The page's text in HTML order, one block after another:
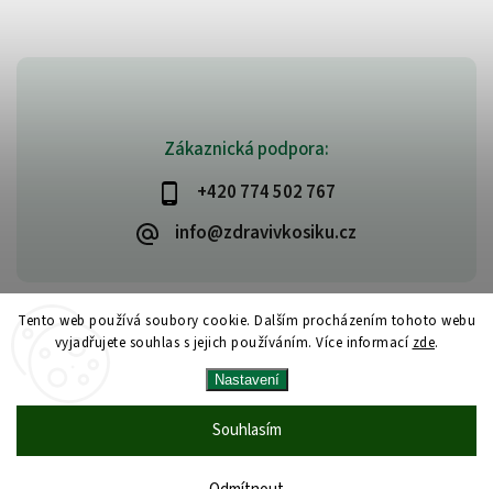
Tento web používá soubory cookie. Dalším procházením tohoto webu
vyjadřujete souhlas s jejich používáním. Více informací zde.
Nastavení
Souhlasím
Zákaznická podpora:
+420 774 502 767
info@zdravivkosiku.cz
www.zdravivkosiku.cz
Upravit nastavení cookies
VytvořilShoptet | Design